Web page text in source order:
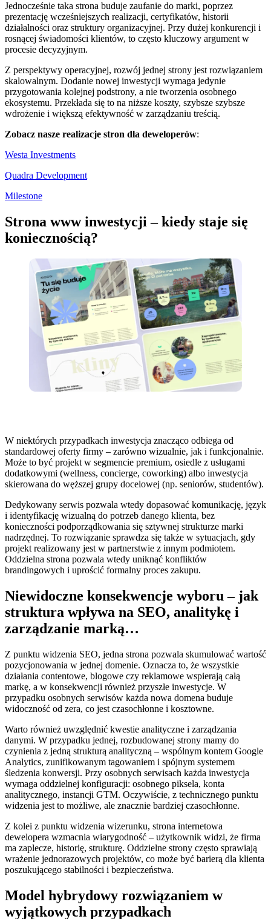
Jednocześnie taka strona buduje zaufanie do marki, poprzez
prezentację wcześniejszych realizacji, certyfikatów, historii
działalności oraz struktury organizacyjnej. Przy dużej konkurencji i
rosnącej świadomości klientów, to często kluczowy argument w
procesie decyzyjnym.
Z perspektywy operacyjnej, rozwój jednej strony jest rozwiązaniem
skalowalnym. Dodanie nowej inwestycji wymaga jedynie
przygotowania kolejnej podstrony, a nie tworzenia osobnego
ekosystemu. Przekłada się to na niższe koszty, szybsze szybsze
wdrożenie i większą efektywność w zarządzaniu treścią.
Zobacz nasze realizacje stron dla deweloperów:
Westa Investments
Quadra Development
Milestone
Strona www inwestycji – kiedy staje się
koniecznością?
W niektórych przypadkach inwestycja znacząco odbiega od
standardowej oferty firmy – zarówno wizualnie, jak i funkcjonalnie.
Może to być projekt w segmencie premium, osiedle z usługami
dodatkowymi (wellness, concierge, coworking) albo inwestycja
skierowana do węższej grupy docelowej (np. seniorów, studentów).
Dedykowany serwis pozwala wtedy dopasować komunikację, język
i identyfikację wizualną do potrzeb danego klienta, bez
konieczności podporządkowania się sztywnej strukturze marki
nadrzędnej. To rozwiązanie sprawdza się także w sytuacjach, gdy
projekt realizowany jest w partnerstwie z innym podmiotem.
Oddzielna strona pozwala wtedy uniknąć konfliktów
brandingowych i uprościć formalny proces zakupu.
Niewidoczne konsekwencje wyboru – jak
struktura wpływa na SEO, analitykę i
zarządzanie marką…
Z punktu widzenia SEO, jedna strona pozwala skumulować wartość
pozycjonowania w jednej domenie. Oznacza to, że wszystkie
działania contentowe, blogowe czy reklamowe wspierają całą
markę, a w konsekwencji również przyszłe inwestycje. W
przypadku osobnych serwisów każda nowa domena buduje
widoczność od zera, co jest czasochłonne i kosztowne.
Warto również uwzględnić kwestie analityczne i zarządzania
danymi. W przypadku jednej, rozbudowanej strony mamy do
czynienia z jedną strukturą analityczną – wspólnym kontem Google
Analytics, zunifikowanym tagowaniem i spójnym systemem
śledzenia konwersji. Przy osobnych serwisach każda inwestycja
wymaga oddzielnej konfiguracji: osobnego piksela, konta
analitycznego, instancji GTM. Oczywiście, z technicznego punktu
widzenia jest to możliwe, ale znacznie bardziej czasochłonne.
Z kolei z punktu widzenia wizerunku, strona internetowa
dewelopera wzmacnia wiarygodność – użytkownik widzi, że firma
ma zaplecze, historię, strukturę. Oddzielne strony często sprawiają
wrażenie jednorazowych projektów, co może być barierą dla klienta
poszukującego stabilności i bezpieczeństwa.
Model hybrydowy rozwiązaniem w
wyjątkowych przypadkach